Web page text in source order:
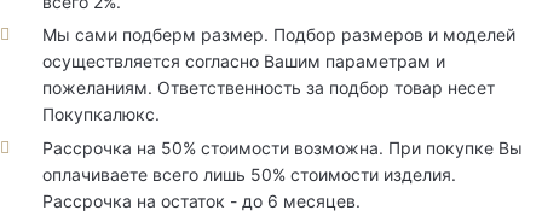
Мы сами подберм размер. Подбор размеров и моделей
осуществляется согласно Вашим параметрам и
пожеланиям. Ответственность за подбор товар несет
Покупкалюкс.
Рассрочка на 50% стоимости возможна. При покупке Вы
оплачиваете всего лишь 50% стоимости изделия.
Рассрочка на остаток - до 6 месяцев.